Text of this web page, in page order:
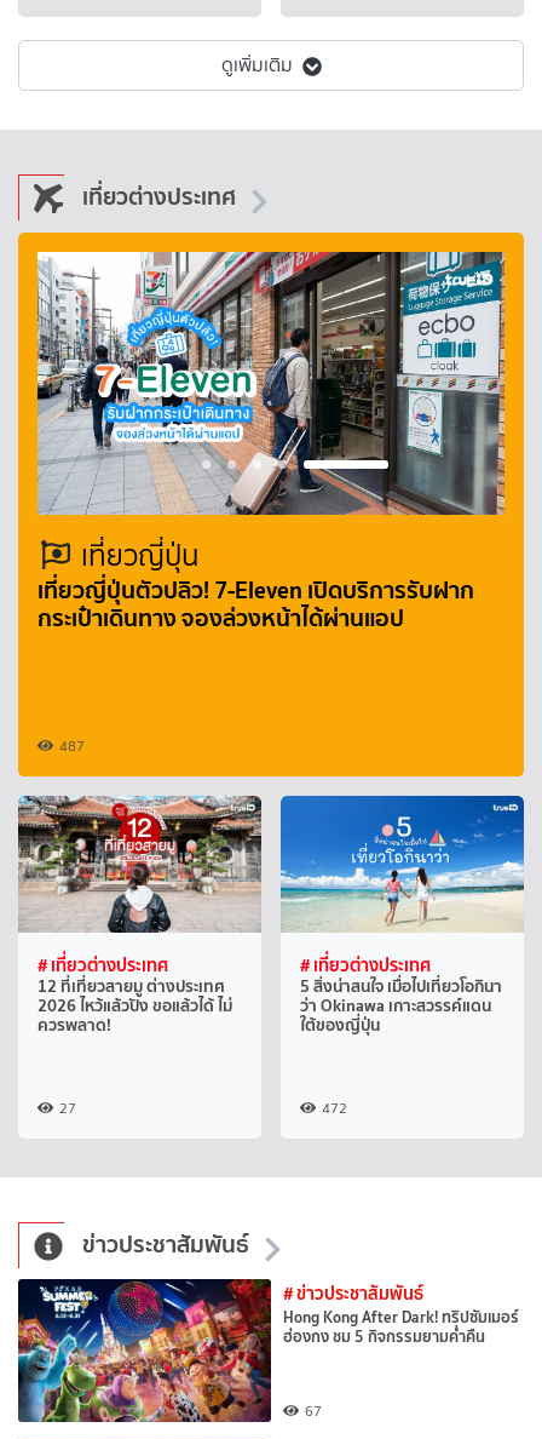
ดูเพิ่มเติม
เที่ยวต่างประเทศ
เที่ยวญี่ปุ่น
เที่ยวญี่ปุ่นตัวปลิว! 7-Eleven เปิดบริการรับฝาก
กระเป๋าเดินทาง จองล่วงหน้าได้ผ่านแอป
487
# เที่ยวต่างประเทศ
12 ที่เที่ยวสายมู ต่างประเทศ
2026 ไหว้แล้วปัง ขอแล้วได้ ไม่
ควรพลาด!
27
# เที่ยวต่างประเทศ
5 สิ่งน่าสนใจ เมื่อไปเที่ยวโอกินา
ว่า Okinawa เกาะสวรรค์แดน
ใต้ของญี่ปุ่น
472
ข่าวประชาสัมพันธ์
# ข่าวประชาสัมพันธ์
Hong Kong After Dark! ทริปซัมเมอร์
ฮ่องกง ชม 5 กิจกรรมยามค่ำคืน
67